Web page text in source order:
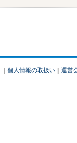
｜ 個人情報の取扱い ｜ 運営